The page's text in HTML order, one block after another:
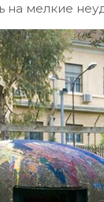
мелкие